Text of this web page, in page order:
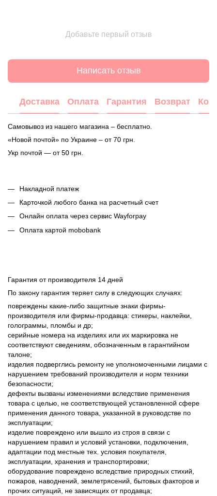
Добавьте первый отзыв
Написать отзыв
Доставка Оплата Гарантия Возврат
Самовывоз из нашего магазина – бесплатно.
«Новой почтой» по Украине – от 70 грн.
Укр почтой — от 50 грн.
Накладной платеж
Карточкой любого банка на расчетный счет
Онлайн оплата через сервис Wayforpay
Оплата картой mobobank
Гарантия от производителя 14 дней
По закону гарантия теряет силу в следующих случаях:
повреждены какие-либо защитные знаки фирмы-
производителя или фирмы-продавца: стикеры, наклейки,
голограммы, пломбы и др;
серийные номера на изделиях или их маркировка не
соответствуют сведениям, обозначенным в гарантийном
талоне;
изделия подверглись ремонту не уполномоченными лицами с
нарушением требований производителя и норм техники
безопасности;
дефекты вызваны изменениями вследствие применения
товара с целью, не соответствующей установленной сфере
применения данного товара, указанной в руководстве по
эксплуатации;
изделие повреждено или вышло из строя в связи с
нарушением правил и условий установки, подключения,
адаптации под местные тех. условия покупателя,
эксплуатации, хранения и транспортировки;
оборудование повреждено вследствие природных стихий,
пожаров, наводнений, землетрясений, бытовых факторов и
прочих ситуаций, не зависящих от продавца;